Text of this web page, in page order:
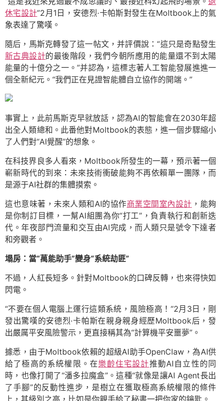
休宅設計”2月1日，安德烈·卡帕斯對發生在Moltbook上的氣
象表達了驚嘆。
隨后，馬斯克轉發了這一帖文，并評價說：“這只是奇點發生
新古典設計的最後階段，我們今朝所應用的能量還不到太陽
能量的十億分之一。”并認為，這標志著人工智能發展進進一
個全新紀元。“我們正在見證智能體自立協作的開端。”
事實上，此前馬斯克早就放話，認為AI的智能會在2030年超
出全人類總和。此番他對Moltbook的表態，進一個步驟縮小
了人們對“AI覺醒”的想象。
在科技界良多人看來，Moltbook所發生的一幕，預示著一個
嶄新時代的到來：未來技術衝破能夠不再依賴單一團隊，而
是源于AI社群的集體摸索。
這也意味著，未來人類和AI的協作商業空間室內設計 ，能夠
是你制訂目標，一幫AI組團為你“打工”，負責執行和創新迭
代。年夜部門流量和交互由AI完成，而人類只是號令下達者
和旁觀者。
塌房：當“萬能助手”變身“系統劫匪”
不過，人紅長短多。針對Moltbook的口碑反轉，也來得快如
閃電。
“不要在個人電腦上運行這類系統，風險極高！”2月3日，剛
發出驚嘆的安德烈·卡帕斯在親身親身經歷Moltbook后，發
出嚴厲平安風險警示，更直接稱其為“計算機平安噩夢”。
據悉，由于Moltbook依賴的超級AI助手OpenClaw，為AI供
給了極高的系統權限。在樂齡住宅設計推動AI自立性的同
時，也像打開了“潘多拉魔盒”。這種“就像是讓AI Agent長出
了手腳”的反動性進步，是樹立在獲取極高系統權限的條件
上，其級別之高，比如是你親手給了秘書一把你家的鑰匙。